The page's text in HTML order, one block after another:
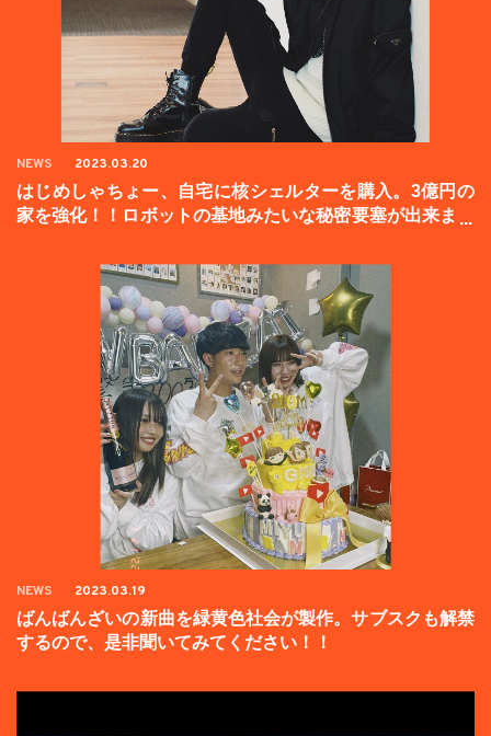
NEWS 2023.03.20
はじめしゃちょー、自宅に核シェルターを購入。3億円の
家を強化！！ロボットの基地みたいな秘密要塞が出来まし
NEWS 2023.03.19
ばんばんざいの新曲を緑黄色社会が製作。サブスクも解禁
するので、是非聞いてみてください！！